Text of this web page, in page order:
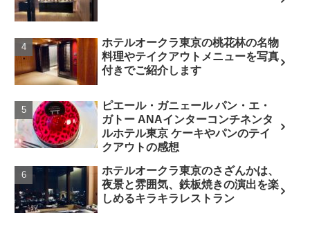
ホテルオークラ東京の桃花林の名物
料理やテイクアウトメニューを写真
付きでご紹介します
ピエール・ガニェール パン・エ・
ガトー ANAインターコンチネンタ
ルホテル東京 ケーキやパンのテイ
クアウトの感想
ホテルオークラ東京のさざんかは、
夜景と雰囲気、鉄板焼きの演出を楽
しめるキラキラレストラン